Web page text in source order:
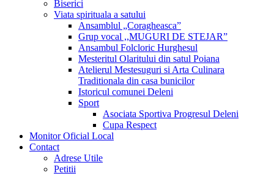
Biserici
Viata spirituala a satului
Ansamblul „Coragheasca”
Grup vocal ,,MUGURI DE STEJAR”
Ansambul Folcloric Hurghesul
Mesteritul Olaritului din satul Poiana
Atelierul Mestesuguri si Arta Culinara
Traditionala din casa bunicilor
Istoricul comunei Deleni
Sport
Asociata Sportiva Progresul Deleni
Cupa Respect
Monitor Oficial Local
Contact
Adrese Utile
Petitii